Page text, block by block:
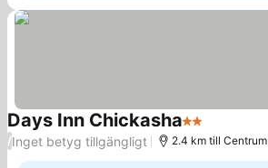
Days Inn Chickasha2 Stjärnor
/Inget betyg tillgängligt 2.4 km till Centrum